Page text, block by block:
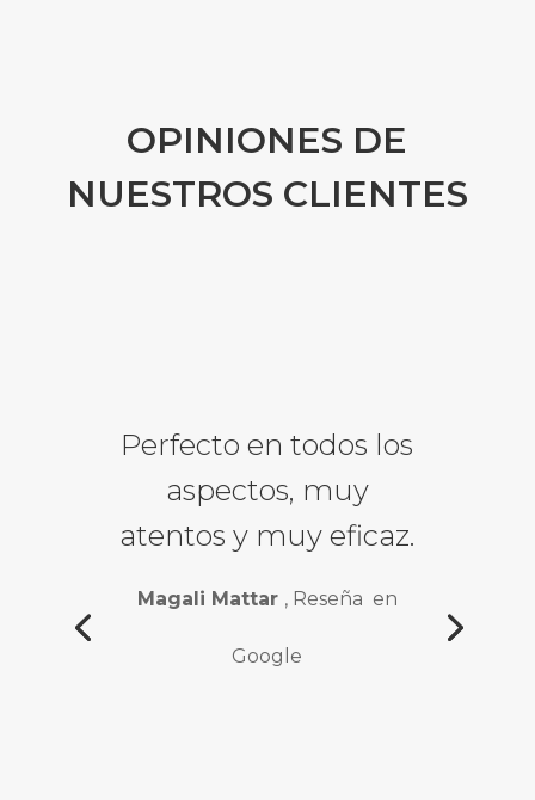
OPINIONES DE
NUESTROS CLIENTES
Perfecto en todos los
aspectos, muy
atentos y muy eficaz.
Magali Mattar , Reseña en
Google